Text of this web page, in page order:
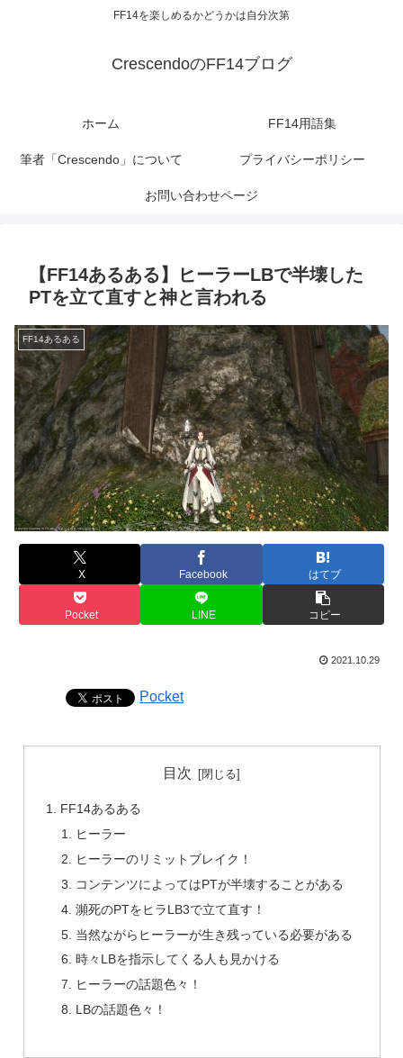
FF14を楽しめるかどうかは自分次第
CrescendoのFF14ブログ
ホーム FF14用語集
筆者「Crescendo」について プライバシーポリシー
お問い合わせページ
【FF14あるある】ヒーラーLBで半壊した
PTを立て直すと神と言われる
FF14あるある
X Facebook はてブ
Pocket LINE コピー
2021.10.29
Pocket
目次
FF14あるある
ヒーラー
ヒーラーのリミットブレイク！
コンテンツによってはPTが半壊することがある
瀕死のPTをヒラLB3で立て直す！
当然ながらヒーラーが生き残っている必要がある
時々LBを指示してくる人も見かける
ヒーラーの話題色々！
LBの話題色々！